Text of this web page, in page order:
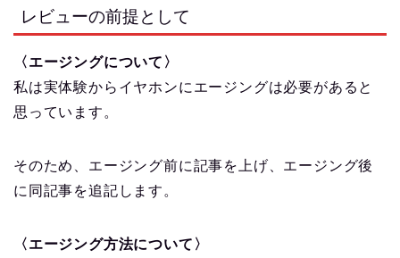
レビューの前提として
〈エージングについて〉
私は実体験からイヤホンにエージングは必要があると
思っています。
そのため、エージング前に記事を上げ、エージング後
に同記事を追記します。
〈エージング方法について〉